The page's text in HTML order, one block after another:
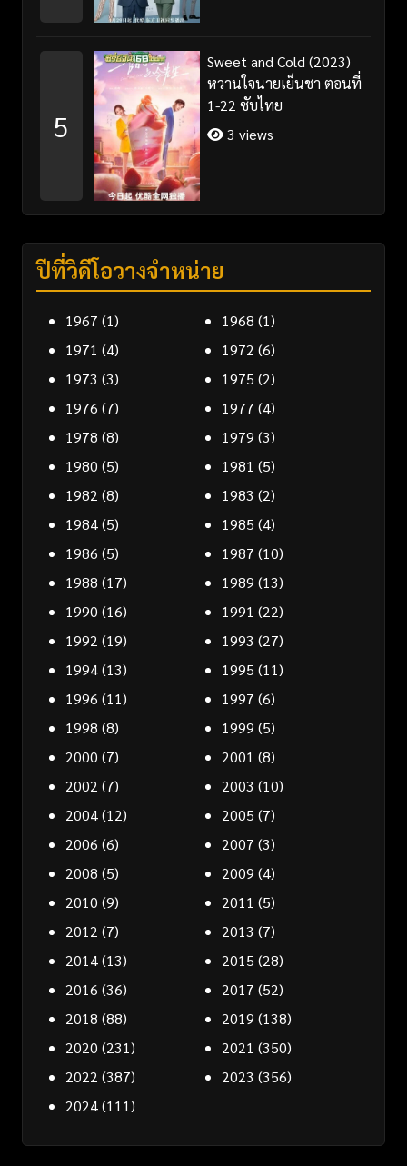
5
Sweet and Cold (2023)
หวานใจนายเย็นชา ตอนที่
1-22 ซับไทย
3 views
ปีที่วิดีโอวางจำหน่าย
1967 (1) 1968 (1)
1971 (4) 1972 (6)
1973 (3) 1975 (2)
1976 (7) 1977 (4)
1978 (8) 1979 (3)
1980 (5) 1981 (5)
1982 (8) 1983 (2)
1984(5) 1985 (4)
1986 (5) 1987 (10)
1988 (17) 1989 (13)
1990 (16) 1991 (22)
1992 (19) 1993 (27)
1994(13) 1995 (11)
1996 (11) 1997 (6)
1998 (8) 1999 (5)
2000 (7) 2001 (8)
2002 (7) 2003 (10)
2004(12) 2005 (7)
2006 (6) 2007 (3)
2008 (5) 2009 (4)
2010 (9) 2011 (5)
2012 (7) 2013 (7)
2014(13) 2015 (28)
2016 (36) 2017 (52)
2018 (88) 2019 (138)
2020 (231) 2021 (350)
2022 (387) 2023 (356)
2024(111)